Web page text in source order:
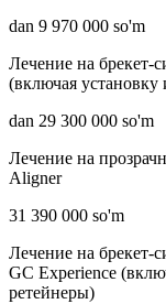
dan 9 970 000 so'm
Лечение на брекет-
(включая установку
dan 29 300 000 so'm
Лечение на
Aligner
31 390 000 so'm
Лечение на брекет-
GC Experience
ретейнеры)